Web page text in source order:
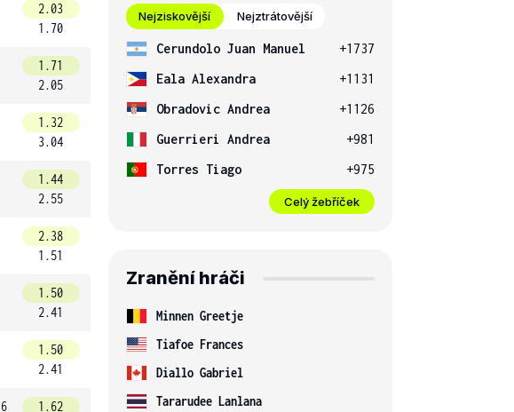
2.03
1.70
1.71
2.05
1.32
3.04
1.44
2.55
2.38
1.51
1.50
2.41
1.50
2.41
6 1.62
Nejziskovější Nejztrátovější
Cerundolo Juan Manuel
+1737
Eala Alexandra
+1131
Obradovic Andrea
+1126
Guerrieri Andrea
+981
Torres Tiago
+975
Celý žebříček
Zranění hráči
Minnen Greetje
Tiafoe Frances
Diallo Gabriel
Tararudee Lanlana